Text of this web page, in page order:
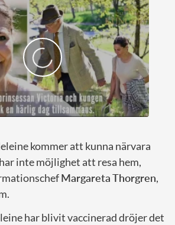
kommer att kunna närvara
inte möjlighet att resa hem,
Margareta Thorgren,
har blivit vaccinerad dröjer det